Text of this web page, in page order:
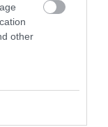
other
így